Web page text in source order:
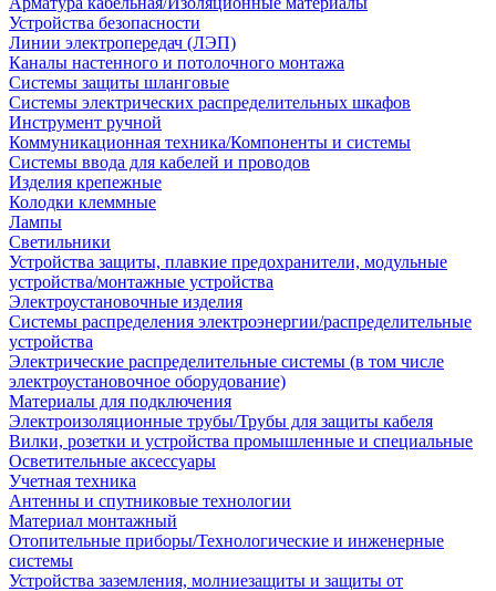
Устройства безопасности
Линии электропередач (ЛЭП)
Каналы настенного и потолочного монтажа
Системы защиты шланговые
Системы электрических распределительных шкафов
Инструмент ручной
Коммуникационная техника/Компоненты и системы
Системы ввода для кабелей и проводов
Изделия крепежные
Колодки клеммные
Лампы
Светильники
Устройства защиты, плавкие предохранители, модульные
устройства/монтажные устройства
Электроустановочные изделия
Системы распределения электроэнергии/распределительные
устройства
Электрические распределительные системы (в том числе
электроустановочное оборудование)
Материалы для подключения
Электроизоляционные трубы/Трубы для защиты кабеля
Вилки, розетки и устройства промышленные и специальные
Осветительные аксессуары
Учетная техника
Антенны и спутниковые технологии
Материал монтажный
Отопительные приборы/Технологические и инженерные
системы
Устройства заземления, молниезащиты и защиты от